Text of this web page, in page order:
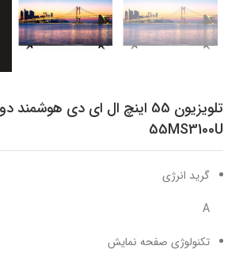
55MS3100U
گرید انرژی
A
تکنولوژی صفحه نمایش